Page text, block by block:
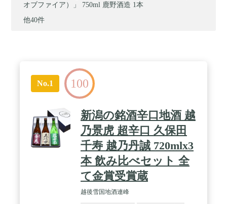
オブファイア）」 750ml 鹿野酒造 1本
他40件
No.1 100
新潟の銘酒辛口地酒 越
乃景虎 超辛口 久保田
千寿 越乃丹誠 720mlx3
本 飲み比べセット 全
て金賞受賞蔵
越後雪国地酒連峰